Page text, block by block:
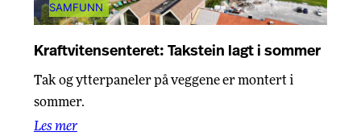
SAMFUNN
Kraftvitensenteret: Takstein lagt i sommer
Tak og ytterpaneler på veggene er montert i
sommer.
Les mer